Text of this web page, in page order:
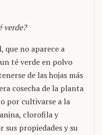
verde?
que no aparece a
té verde en polvo
de las hojas más
cosecha de la planta
por cultivarse a la
clorofila y
sus propiedades y su